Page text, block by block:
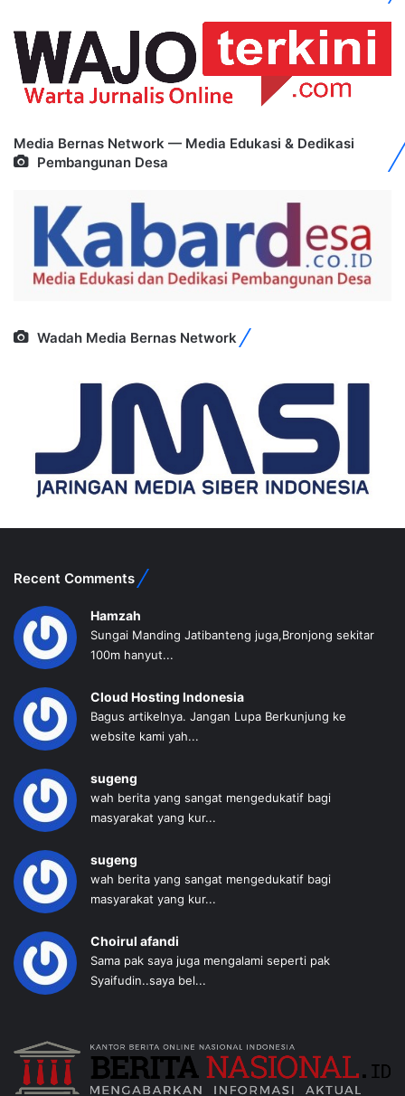
Media Bernas Network — Media Edukasi & Dedikasi
Pembangunan Desa
Wadah Media Bernas Network
Recent Comments
Hamzah
Sungai Manding Jatibanteng juga,Bronjong sekitar
100m hanyut...
Cloud Hosting Indonesia
Bagus artikelnya. Jangan Lupa Berkunjung ke
website kami yah...
sugeng
wah berita yang sangat mengedukatif bagi
masyarakat yang kur...
sugeng
wah berita yang sangat mengedukatif bagi
masyarakat yang kur...
Choirul afandi
Sama pak saya juga mengalami seperti pak
Syaifudin..saya bel...